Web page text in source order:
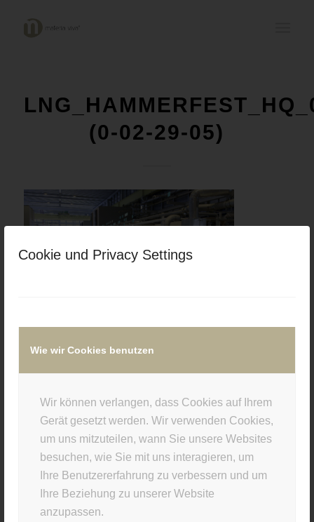
Cookie und Privacy Settings
Wie wir Cookies benutzen
Wir können verlangen, dass Cookies auf Ihrem
Gerät gesetzt werden. Wir verwenden Cookies,
um uns mitzuteilen, wann Sie unsere Websites
besuchen, wie Sie mit uns interagieren, um
Ihre Benutzererfahrung zu verbessern und um
Ihre Beziehung zu unserer Website
anzupassen.
(0-02-29-05)
Eintrag teilen